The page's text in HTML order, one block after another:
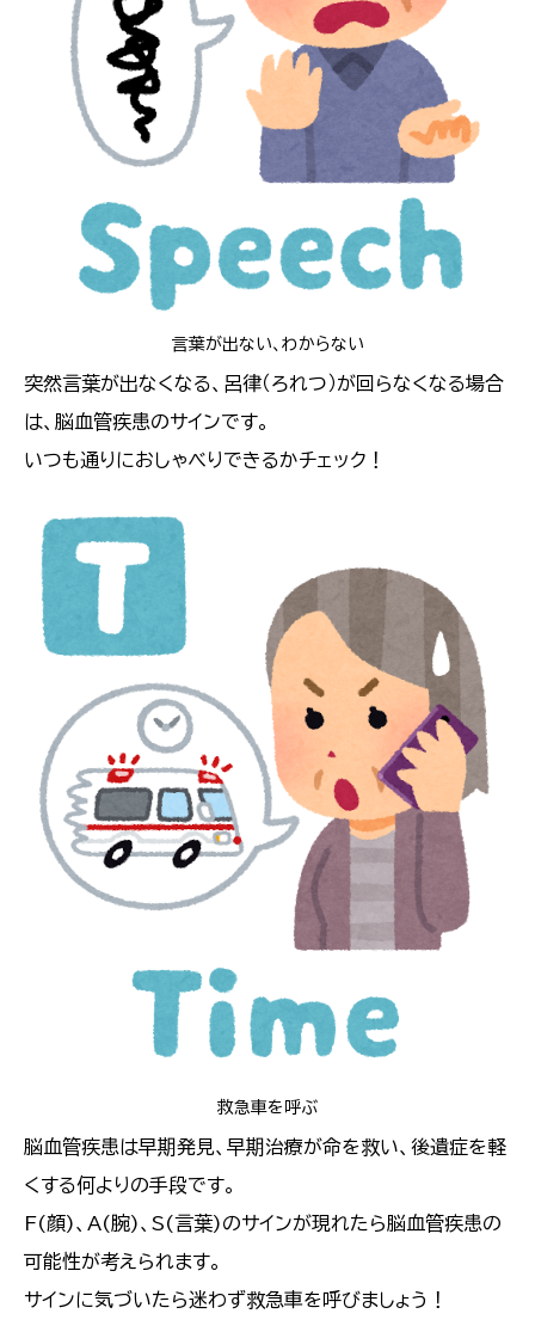
言葉が出ない、わからない
突然言葉が出なくなる、呂律（ろれつ）が回らなくなる場合
は、脳血管疾患のサインです。
いつも通りにおしゃべりできるかチェック！
救急車を呼ぶ
脳血管疾患は早期発見、早期治療が命を救い、後遺症を軽
くする何よりの手段です。
F(顔)、A(腕)、S(言葉)のサインが現れたら脳血管疾患の
可能性が考えられます。
サインに気づいたら迷わず救急車を呼びましょう！